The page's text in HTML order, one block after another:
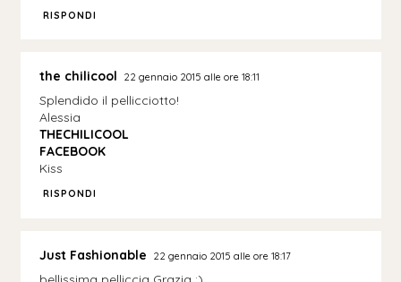
RISPONDI
the chilicool 22 gennaio 2015 alle ore 18:11
Splendido il pellicciotto!
Alessia
THECHILICOOL
FACEBOOK
Kiss
RISPONDI
Just Fashionable 22 gennaio 2015 alle ore 18:17